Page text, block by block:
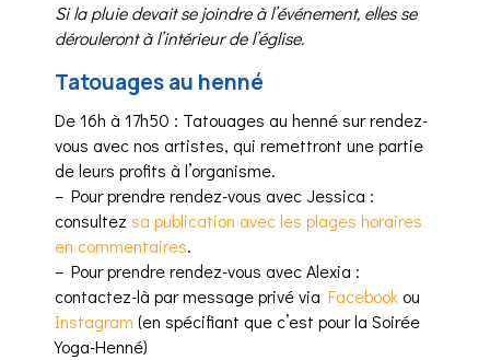
Si la pluie devait se joindre à l’événement, elles se
dérouleront à l’intérieur de l’église.
Tatouages au henné
De 16h à 17h50 : Tatouages au henné sur rendez-
vous avec nos artistes, qui remettront une partie
de leurs profits à l’organisme.
– Pour prendre rendez-vous avec Jessica :
consultez sa publication avec les plages horaires
en commentaires.
– Pour prendre rendez-vous avec Alexia :
contactez-là par message privé via Facebook ou
Instagram (en spécifiant que c’est pour la Soirée
Yoga-Henné)